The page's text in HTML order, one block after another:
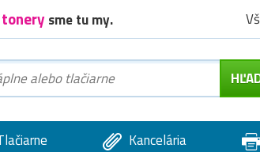
tonery sme tu my.
Kancelária